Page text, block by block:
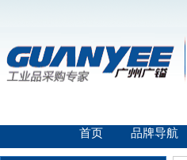
首页 品牌导航